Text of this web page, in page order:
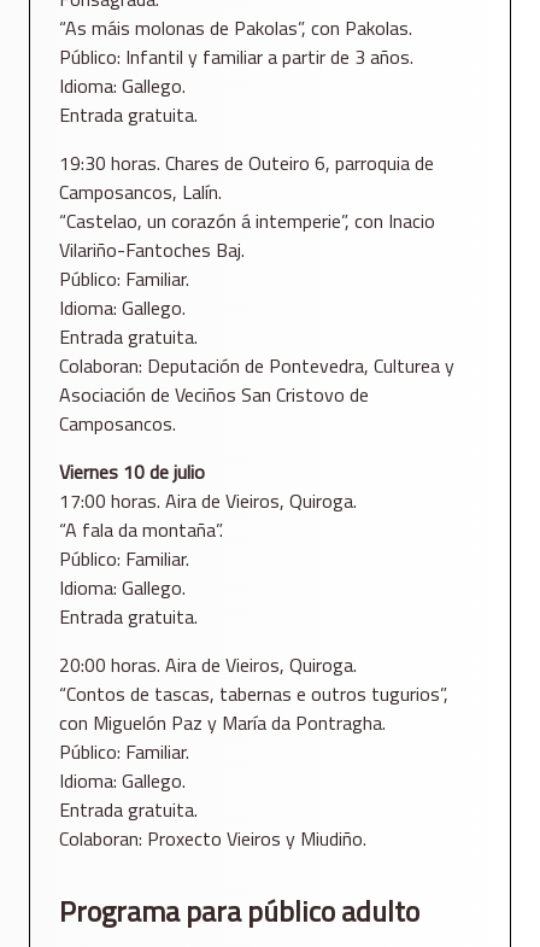
“As máis molonas de Pakolas”, con Pakolas.
Público: Infantil y familiar a partir de 3 años.
Idioma: Gallego.
Entrada gratuita.
19:30 horas. Chares de Outeiro 6, parroquia de
Camposancos, Lalín.
“Castelao, un corazón á intemperie”, con Inacio
Vilariño-Fantoches Baj.
Público: Familiar.
Idioma: Gallego.
Entrada gratuita.
Colaboran: Deputación de Pontevedra, Culturea y
Asociación de Veciños San Cristovo de
Camposancos.
Viernes 10 de julio
17:00 horas. Aira de Vieiros, Quiroga.
“A fala da montaña”.
Público: Familiar.
Idioma: Gallego.
Entrada gratuita.
20:00 horas. Aira de Vieiros, Quiroga.
“Contos de tascas, tabernas e outros tugurios”,
con Miguelón Paz y María da Pontragha.
Público: Familiar.
Idioma: Gallego.
Entrada gratuita.
Colaboran: Proxecto Vieiros y Miudiño.
Programa para público adulto